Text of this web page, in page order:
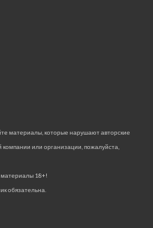
материалы, которые нарушают авторские
или организации, пожалуйста,
материалы 18+!
обязательна.